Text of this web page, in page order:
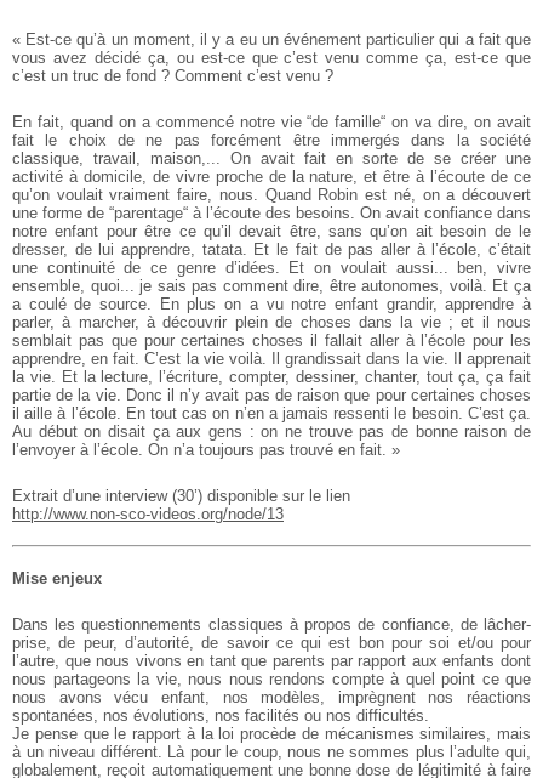
« Est-ce qu’à un moment, il y a eu un événement particulier qui a fait que
vous avez décidé ça, ou est-ce que c’est venu comme ça, est-ce que
c’est un truc de fond ? Comment c’est venu ?
En fait, quand on a commencé notre vie “de famille“ on va dire, on avait
fait le choix de ne pas forcément être immergés dans la société
classique, travail, maison,... On avait fait en sorte de se créer une
activité à domicile, de vivre proche de la nature, et être à l’écoute de ce
qu’on voulait vraiment faire, nous. Quand Robin est né, on a découvert
une forme de “parentage“ à l’écoute des besoins. On avait confiance dans
notre enfant pour être ce qu’il devait être, sans qu’on ait besoin de le
dresser, de lui apprendre, tatata. Et le fait de pas aller à l’école, c’était
une continuité de ce genre d’idées. Et on voulait aussi... ben, vivre
ensemble, quoi... je sais pas comment dire, être autonomes, voilà. Et ça
a coulé de source. En plus on a vu notre enfant grandir, apprendre à
parler, à marcher, à découvrir plein de choses dans la vie ; et il nous
semblait pas que pour certaines choses il fallait aller à l’école pour les
apprendre, en fait. C’est la vie voilà. Il grandissait dans la vie. Il apprenait
la vie. Et la lecture, l’écriture, compter, dessiner, chanter, tout ça, ça fait
partie de la vie. Donc il n’y avait pas de raison que pour certaines choses
il aille à l’école. En tout cas on n’en a jamais ressenti le besoin. C’est ça.
Au début on disait ça aux gens : on ne trouve pas de bonne raison de
l’envoyer à l’école. On n’a toujours pas trouvé en fait. »
Extrait d’une interview (30’) disponible sur le lien
http://www.non-sco-videos.org/node/13
Mise enjeux
Dans les questionnements classiques à propos de confiance, de lâcher-
prise, de peur, d’autorité, de savoir ce qui est bon pour soi et/ou pour
l’autre, que nous vivons en tant que parents par rapport aux enfants dont
nous partageons la vie, nous nous rendons compte à quel point ce que
nous avons vécu enfant, nos modèles, imprègnent nos réactions
spontanées, nos évolutions, nos facilités ou nos difficultés.
Je pense que le rapport à la loi procède de mécanismes similaires, mais
à un niveau différent. Là pour le coup, nous ne sommes plus l’adulte qui,
globalement, reçoit automatiquement une bonne dose de légitimité à faire